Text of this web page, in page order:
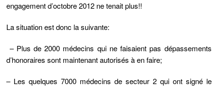
engagement d’octobre 2012 ne tenait plus!!
La situation est donc la suivante:
– Plus de 2000 médecins qui ne faisaient pas dépassements
d’honoraires sont maintenant autorisés à en faire;
– Les quelques 7000 médecins de secteur 2 qui ont signé le